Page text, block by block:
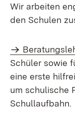
Wir arbeiten
den Schulen
Schüler sowie
eine erste
um schulische
Schullaufbahn.